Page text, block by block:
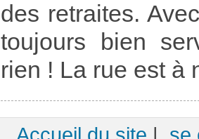
des retraites.
toujours bien
rien ! La rue est à
Accueil du site | se